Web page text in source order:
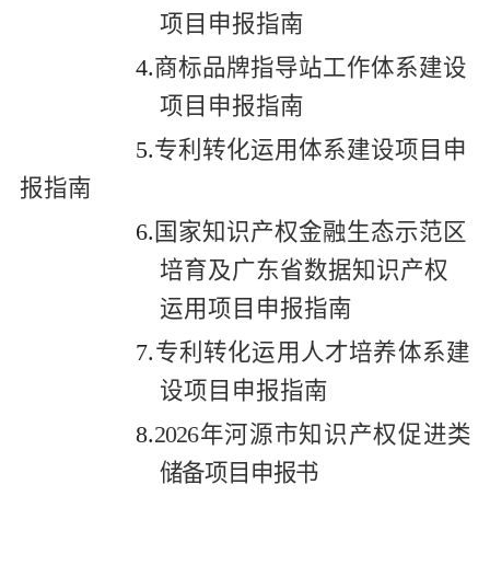
项目申报指南
4.商标品牌指导站工作体系建设
项目申报指南
5.专利转化运用体系建设项目申
报指南
6. 国家知识产权金融生态示范区
培育及广东省数据知识产权
运用项目申报指南
7.专利转化运用人才培养体系建
设项目申报指南
8.2026年河源市知识产权促进类
储备项目申报书